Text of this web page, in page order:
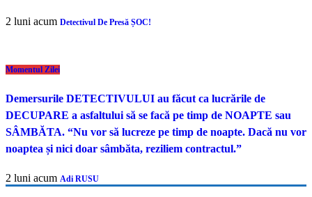
2 luni acum Detectivul De Presă ȘOC!
Momentul Zilei
Demersurile DETECTIVULUI au făcut ca lucrările de
DECUPARE a asfaltului să se facă pe timp de NOAPTE sau
SÂMBĂTA. “Nu vor să lucreze pe timp de noapte. Dacă nu vor
noaptea și nici doar sâmbăta, reziliem contractul.”
2 luni acum Adi RUSU